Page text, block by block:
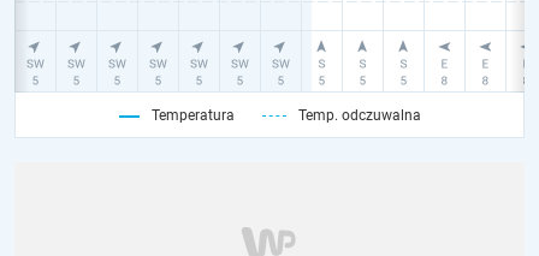
Temperatura Temp. odczuwalna